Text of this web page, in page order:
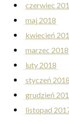
czerwiec
maj 2018
kwiecień
marzec 2018
luty 2018
styczeń 2018
grudzień
listopad